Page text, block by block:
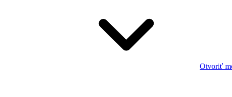
Otvoriť